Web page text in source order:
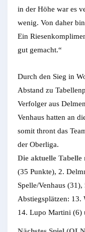
in der Höhe war es
wenig. Von daher
Ein
gut gemacht.“
Durch den Sieg in
Abstand zu
Verfolger aus
Venhaus hatten an
somit thront das
der Oberliga.
Die aktuelle Tabelle
(35 Punkte), 2.
Spelle/Venhaus
Abstiegsplätzen: 13.
14. Lupo Martini (6)